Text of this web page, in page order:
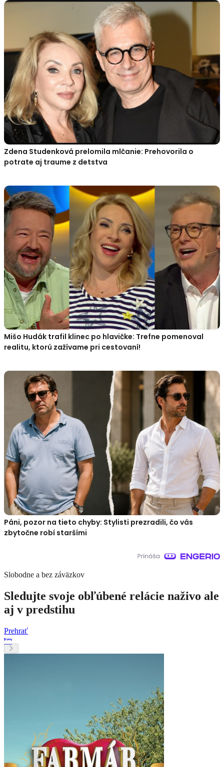
Zdena Studenková prelomila mlčanie: Prehovorila o
potrate aj traume z detstva
Mišo Hudák trafil klinec po hlavičke: Trefne pomenoval
realitu, ktorú zažívame pri cestovaní!
Páni, pozor na tieto chyby: Stylisti prezradili, čo vás
zbytočne robí staršími
Slobodne a bez záväzkov
Sledujte svoje obľúbené relácie naživo ale
aj v predstihu
Prehrať